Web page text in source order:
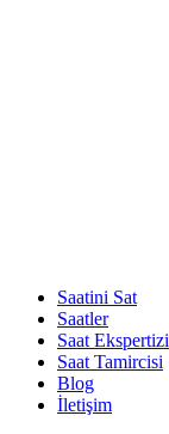
Saatini Sat
Saatler
Saat Ekspertizi
Saat Tamircisi
Blog
İletişim